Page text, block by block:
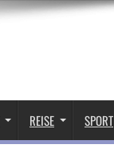
REISE SPORT